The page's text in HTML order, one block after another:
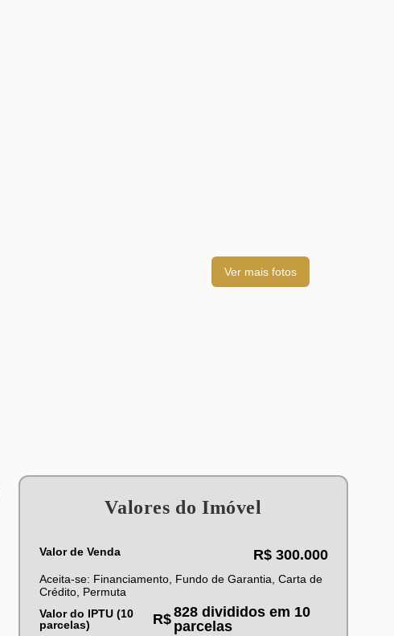
Valores do Imóvel
R$300.000
Valor de Venda
Aceita-se: Financiamento, Fundo de Garantia, Carta de
Crédito, Permuta
Valor do IPTU (10
parcelas)
R$828 divididos em 10
parcelas